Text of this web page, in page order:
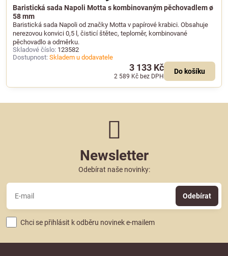
Baristická sada Napoli Motta s kombinovaným pěchovadlem ø
58 mm
Baristická sada Napoli od značky Motta v papírové krabici. Obsahuje
nerezovou konvici 0,5 l, čisticí štětec, teploměr, kombinované
pěchovadlo a odměrku.
Skladové číslo: 123582
Dostupnost: Skladem u dodavatele
3 133 Kč
2 589 Kč bez DPH
Do košíku
Newsletter
Odebírat naše novinky:
Odebírat
Chci se přihlásit k odběru novinek e-mailem